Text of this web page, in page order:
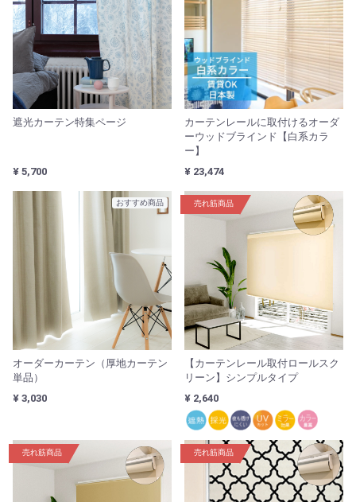
遮光カーテン特集ページ
¥ 5,700
カーテンレールに取付けるオーダ
ーウッドブラインド【白系カラ
ー】
¥ 23,474
おすすめ商品
オーダーカーテン（厚地カーテン
単品）
¥ 3,030
売れ筋商品
【カーテンレール取付ロールスク
リーン】シンプルタイプ
¥ 2,640
売れ筋商品 売れ筋商品